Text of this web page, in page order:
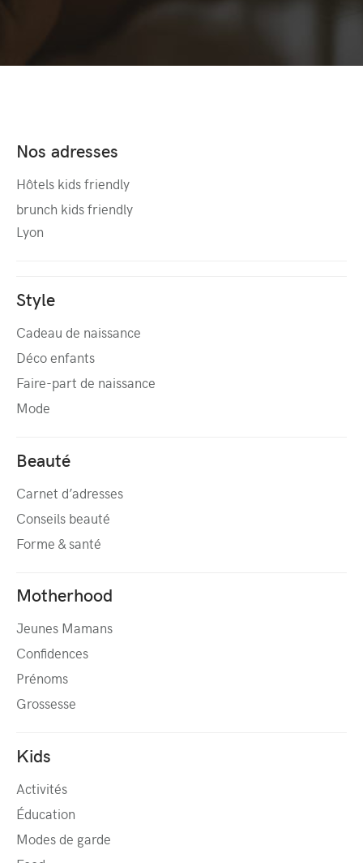
Nos adresses
Hôtels kids friendly
brunch kids friendly
Lyon
Style
Cadeau de naissance
Déco enfants
Faire-part de naissance
Mode
Beauté
Carnet d’adresses
Conseils beauté
Forme & santé
Motherhood
Jeunes Mamans
Confidences
Prénoms
Grossesse
Kids
Activités
Éducation
Modes de garde